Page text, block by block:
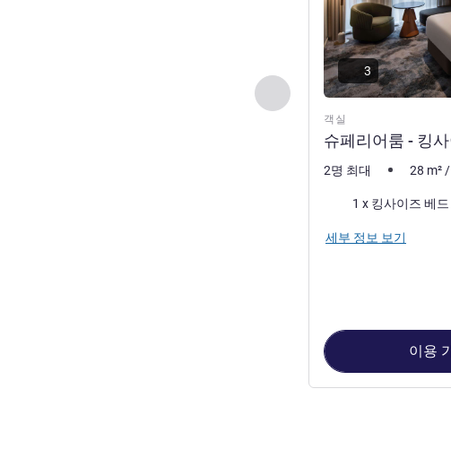
이전 - 객실
객실
슈페리어룸 - 킹
3
2명 최대 28 m² /
1 x 킹사이즈 베드
세부 정보 보기
이용